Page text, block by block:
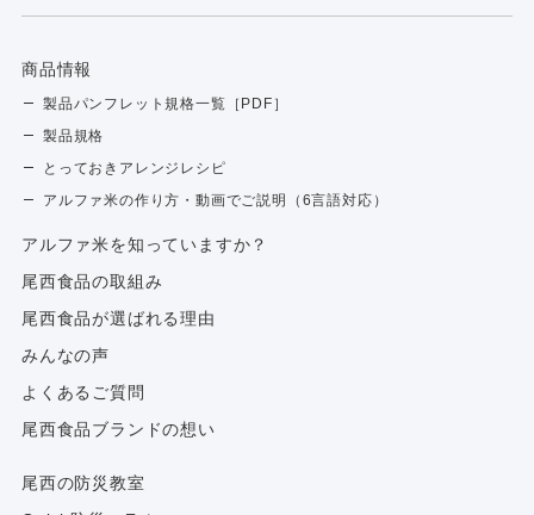
商品情報
製品パンフレット規格一覧［PDF］
製品規格
とっておきアレンジレシピ
アルファ米の作り方・動画でご説明（6言語対応）
アルファ⽶を知っていますか？
尾西食品の取組み
尾西食品が選ばれる理由
みんなの声
よくあるご質問
尾西食品ブランドの想い
尾西の防災教室